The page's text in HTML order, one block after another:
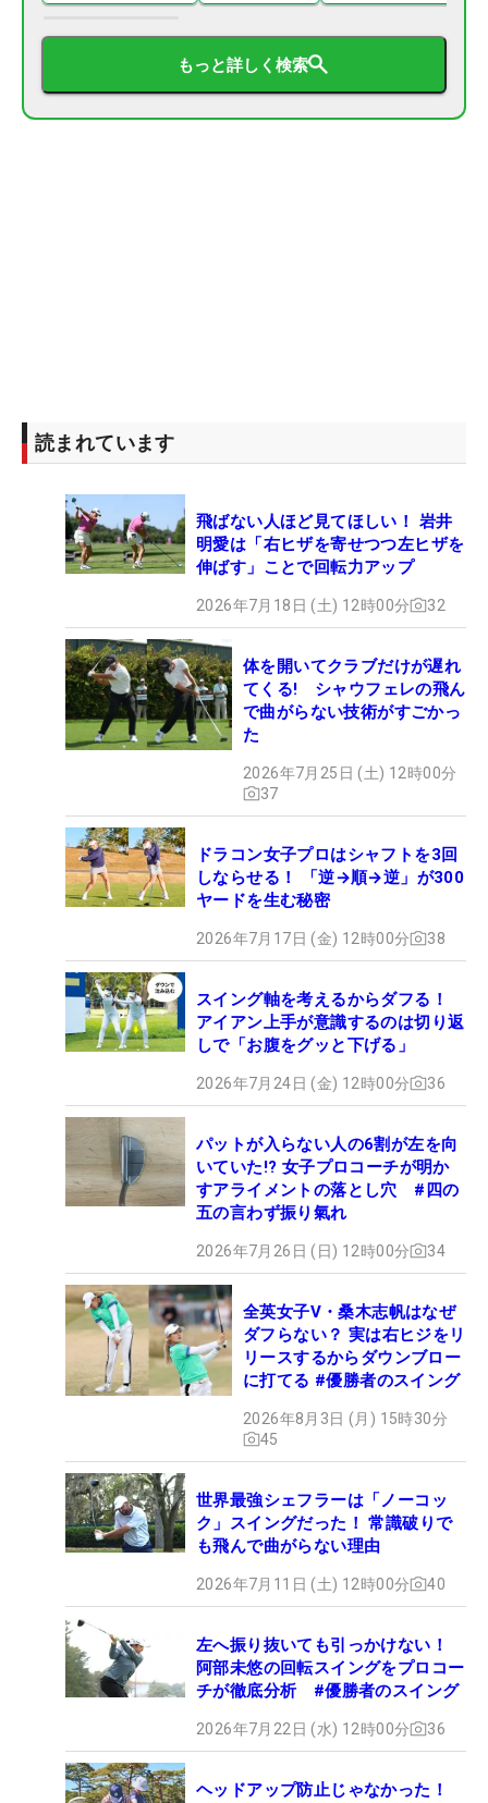
もっと詳しく検索
読まれています
飛ばない人ほど見てほしい！ 岩井
明愛は「右ヒザを寄せつつ左ヒザを
伸ばす」ことで回転力アップ
2026年7月18日 (土) 12時00分 32
体を開いてクラブだけが遅れ
てくる! シャウフェレの飛ん
で曲がらない技術がすごかっ
た
2026年7月25日 (土) 12時00分
37
ドラコン女子プロはシャフトを3回
しならせる！ 「逆→順→逆」が300
ヤードを生む秘密
2026年7月17日 (金) 12時00分 38
スイング軸を考えるからダフる！
アイアン上手が意識するのは切り返
しで「お腹をグッと下げる」
2026年7月24日 (金) 12時00分 36
パットが入らない人の6割が左を向
いていた!? 女子プロコーチが明か
すアライメントの落とし穴 #四の
五の言わず振り氣れ
2026年7月26日 (日) 12時00分 34
全英女子V・桑木志帆はなぜ
ダフらない？ 実は右ヒジをリ
リースするからダウンブロー
に打てる #優勝者のスイング
2026年8月3日 (月) 15時30分
45
世界最強シェフラーは「ノーコッ
ク」スイングだった！ 常識破りで
も飛んで曲がらない理由
2026年7月11日 (土) 12時00分 40
左へ振り抜いても引っかけない！
阿部未悠の回転スイングをプロコー
チが徹底分析 #優勝者のスイング
2026年7月22日 (水) 12時00分 36
ヘッドアップ防止じゃなかった！